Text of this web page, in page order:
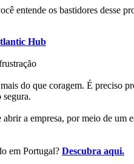
entende os bastidores desse
Hub
do que coragem. É preciso
segura.
abrir a empresa, por meio de
em Portugal? Descubra aqui.